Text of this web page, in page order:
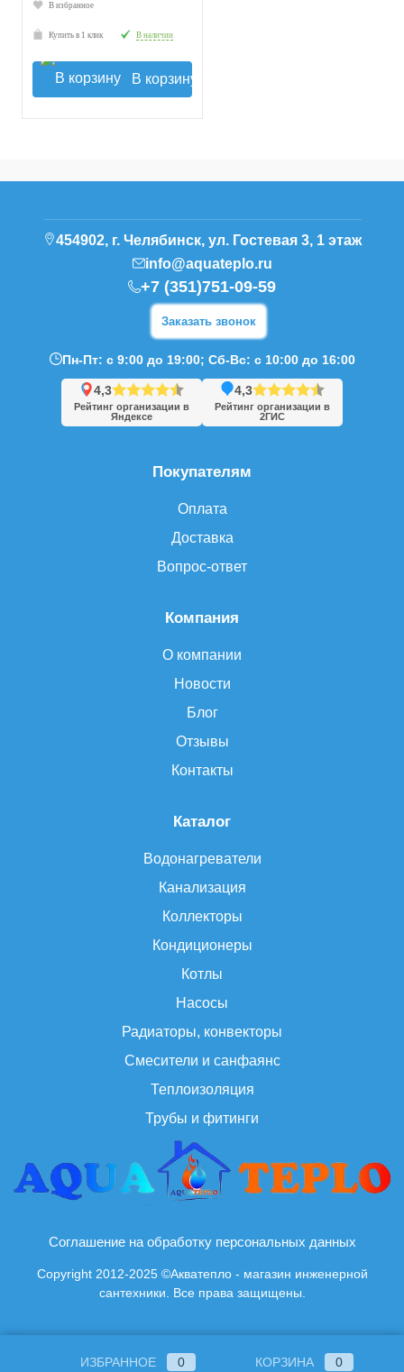
В избранное
Купить в 1 клик В наличии
В корзину
Каталог
Водонагреватели
Канализация
Коллекторы
Кондиционеры
Котлы
Насосы
Радиаторы, конвекторы
Смесители и санфаянс
Теплоизоляция
Трубы и фитинги
Компания
О компании
Новости
Блог
Отзывы
Контакты
Покупателям
Оплата
Доставка
Вопрос-ответ
454902, г. Челябинск, ул. Гостевая 3, 1 этаж
info@aquateplo.ru
+7 (351)751-09-59
Заказать звонок
Пн-Пт: с 9:00 до 19:00; Сб-Вс: с 10:00 до 16:00
4,3
Рейтинг организации в
Яндексе
4,3
Рейтинг организации в
2ГИС
Соглашение на обработку персональных данных
Copyright 2012-2025 ©Акватепло - магазин инженерной
сантехники. Все права защищены.
ИЗБРАННОЕ 0 КОРЗИНА 0